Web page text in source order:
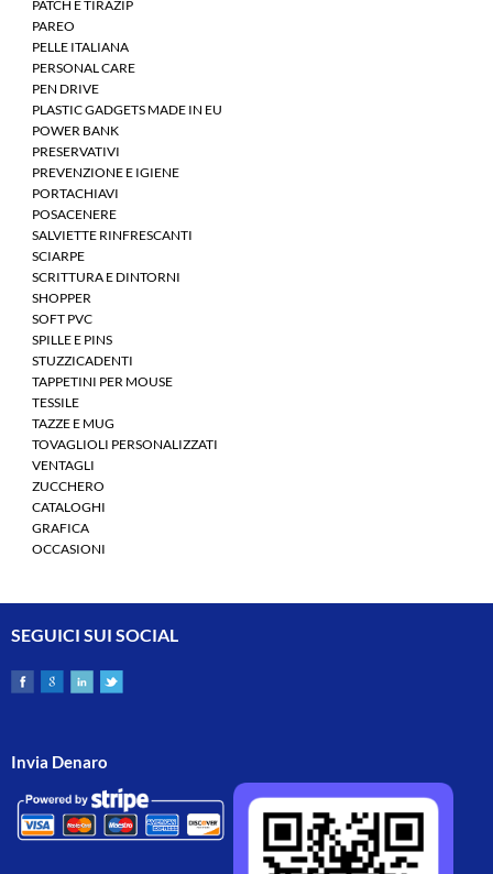
PATCH E TIRAZIP
PAREO
PELLE ITALIANA
PERSONAL CARE
PEN DRIVE
PLASTIC GADGETS MADE IN EU
POWER BANK
PRESERVATIVI
PREVENZIONE E IGIENE
PORTACHIAVI
POSACENERE
SALVIETTE RINFRESCANTI
SCIARPE
SCRITTURA E DINTORNI
SHOPPER
SOFT PVC
SPILLE E PINS
STUZZICADENTI
TAPPETINI PER MOUSE
TESSILE
TAZZE E MUG
TOVAGLIOLI PERSONALIZZATI
VENTAGLI
ZUCCHERO
CATALOGHI
GRAFICA
OCCASIONI
SEGUICI SUI SOCIAL
Invia Denaro